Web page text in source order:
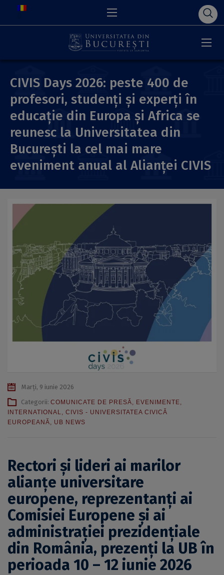
CIVIS Days 2026: peste 400 de
profesori, studenți și experți în
educație din Europa și Africa se
reunesc la Universitatea din
București la cel mai mare
eveniment anual al Alianței CIVIS
Marți, 9 iunie 2026
Categorii: COMUNICATE DE PRESĂ, EVENIMENTE,
INTERNATIONAL, CIVIS - UNIVERSITATEA CIVICĂ
EUROPEANĂ, UB NEWS
Rectori și lideri ai marilor
alianțe universitare
europene, reprezentanți ai
Comisiei Europene și ai
administrației prezidențiale
din România, prezenți la UB în
perioada 10 – 12 iunie 2026